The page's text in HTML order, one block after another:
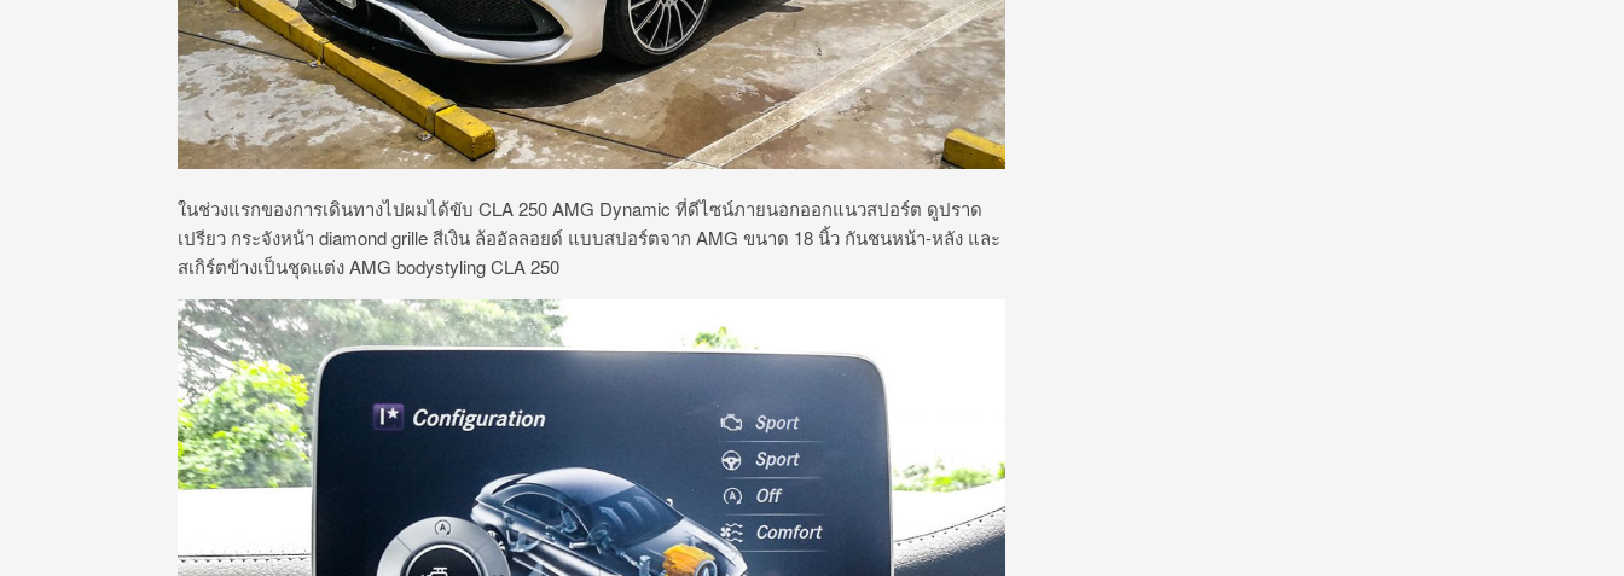
ในช่วงแรกของการเดินทางไปผมได้ขับ CLA 250 AMG Dynamic ที่ดีไซน์ภายนอกออกแนวสปอร์ต ดูปราด
เปรียว กระจังหน้า diamond grille สีเงิน ล้ออัลลอยด์ แบบสปอร์ตจาก AMG ขนาด 18 นิ้ว กันชนหน้า-หลัง และ
สเกิร์ตข้างเป็นชุดแต่ง AMG bodystyling CLA 250